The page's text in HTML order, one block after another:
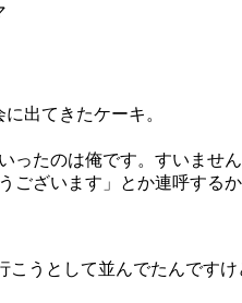
出てきたケーキ。
ったのは俺です。すいません
ございます」とか連呼する
うとして並んでたんです